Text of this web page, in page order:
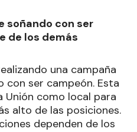
soñando con ser
de los demás
una campaña
con ser campeón. Esta
Unión como local para
alto de las posiciones.
dependen de los